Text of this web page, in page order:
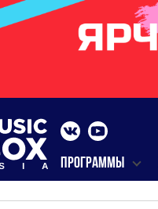
ПРОГРАММЫ